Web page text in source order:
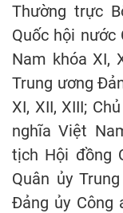
Thường trực
Quốc hội nước
Nam khóa XI,
Trung ương
XI, XII, XIII;
nghĩa Việt
tịch Hội đồng
Quân ủy
Đảng ủy Công